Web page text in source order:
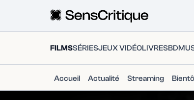
FILMSSÉRIESJEUX VIDÉOLIVRESBD
Accueil Actualité Streaming